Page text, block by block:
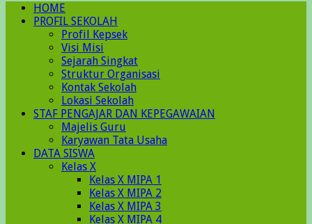
HOME
PROFIL SEKOLAH
Profil Kepsek
Visi Misi
Sejarah Singkat
Struktur Organisasi
Kontak Sekolah
Lokasi Sekolah
STAF PENGAJAR DAN KEPEGAWAIAN
Majelis Guru
Karyawan Tata Usaha
DATA SISWA
Kelas X
Kelas X MIPA 1
Kelas X MIPA 2
Kelas X MIPA 3
Kelas X MIPA 4